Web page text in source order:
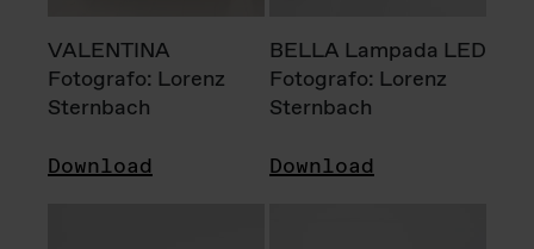
VALENTINA
Fotografo: Lorenz
Sternbach
Download
BELLA Lampada LED
Fotografo: Lorenz
Sternbach
Download